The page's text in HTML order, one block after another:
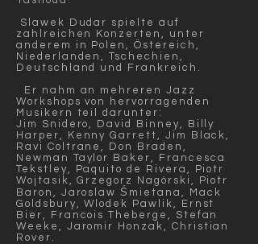
Slawek Dudar spielte auf
zahlreichen Konzerten, unter
anderem in Polen, Östereich,
Niederlanden, Tschechien,
Deutschland und Frankreich.
Er nahm an mehreren Jazz
Workshops von hervorragenden
Musikern teil darunter:
Jim Snidero, David Binney, Billy
Harper, Kenny Garrett, Jim Black,
Ravi Coltrane, Don Braden,
Newman Taylor Baker, Francesca
Tekstley, Paquito de Rivera, Piotr
Wojtasik, Grzegorz Nagórski, Piotr
Baron, Jaroslaw Śmietana, Mack
Goldsbury, Wlodek Pawlik, Ernst
Bier, Francois Theberge, Stefan
Weeke, Jaromir Honzak, Christian
Rover.